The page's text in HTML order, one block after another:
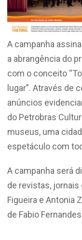
A campanha
a abrangência do
com o conceito
lugar”. Através de
anúncios
do Petrobras
museus, uma
espetáculo com
A campanha será
de revistas, jornais
Figueira e Antonia
de Fabio